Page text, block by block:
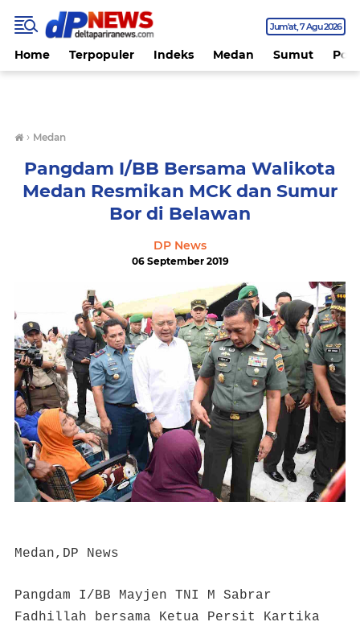
Jum'at 7 Agu 2026
Home Terpopuler Indeks Medan Sumut
› Medan
Pangdam I/BB Bersama Walikota
Medan Resmikan MCK dan Sumur
Bor di Belawan
DP News
06 September 2019
Medan,DP News
Pangdam I/BB Mayjen TNI M Sabrar
Fadhillah bersama Ketua Persit Kartika